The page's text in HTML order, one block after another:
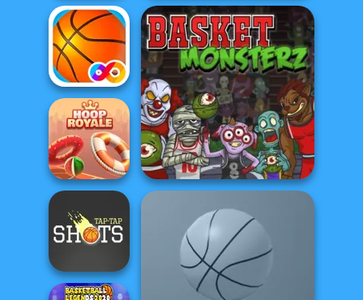
3D Basketball
Basket Monsterz
Street Ball Jam
Basketball FRVR
Hoop Royale